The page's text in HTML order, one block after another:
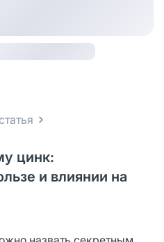
цинк:
и влиянии на